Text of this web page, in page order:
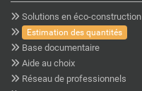
Solutions en éco-construction
Estimation des quantités
Base documentaire
Aide au choix
Réseau de professionnels